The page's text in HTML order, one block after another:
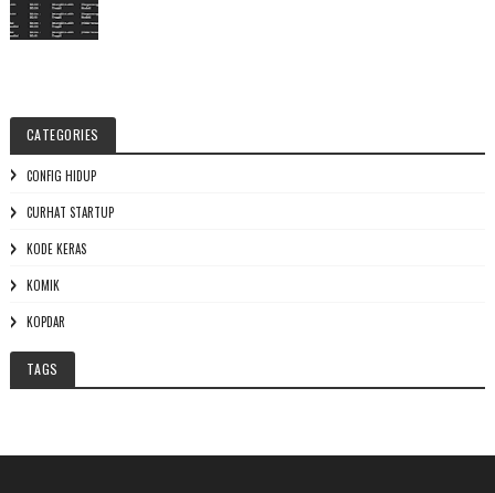
CATEGORIES
CONFIG HIDUP
CURHAT STARTUP
KODE KERAS
KOMIK
KOPDAR
TAGS